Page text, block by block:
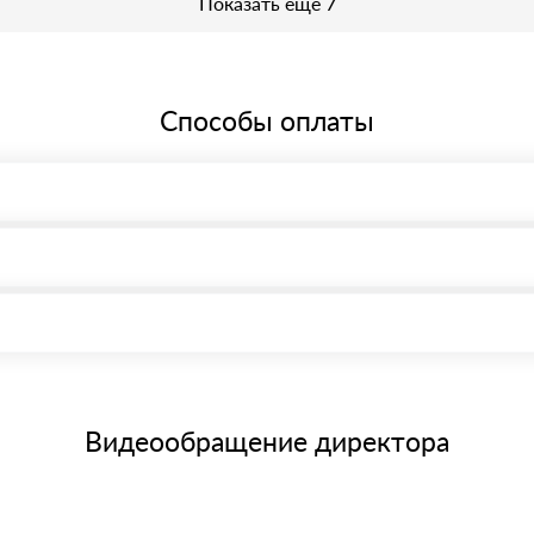
Способы оплаты
банковским картам
Видеообращение директора